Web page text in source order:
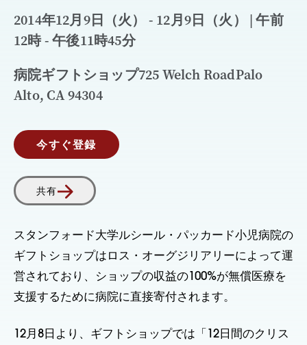
2014年12月9日（火） - 12月9日（火） | 午前
12時 - 午後11時45分
病院ギフトショップ725 Welch RoadPalo
Alto, CA 94304
今すぐ登録
共有
スタンフォード大学ルシール・パッカード小児病院の
ギフトショップはロス・オーグジリアリーによって運
営されており、ショップの収益の100%が無償医療を
支援するために病院に直接寄付されます。
12月8日より、ギフトショップでは「12日間のクリス